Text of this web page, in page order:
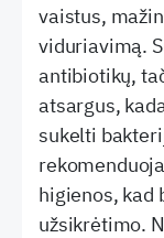
vaistus,
viduriavimą.
antibiotikų,
atsargus,
sukelti
higienos, kad
užsikrėtimo.